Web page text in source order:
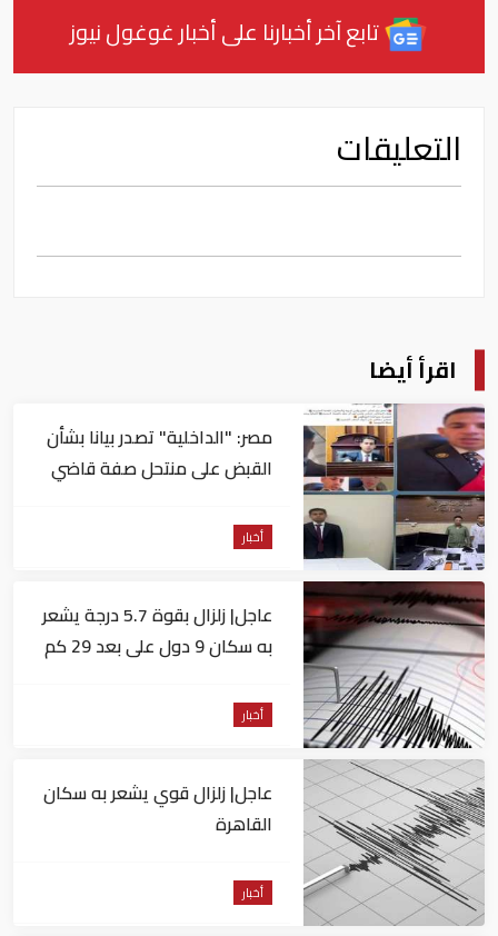
تابع آخر أخبارنا على أخبار غوغول نيوز
التعليقات
اقرأ أيضا
مصر: "الداخلية" تصدر بيانا بشأن
القبض على منتحل صفة قاضي
أخبار
عاجل| زلزال بقوة 5.7 درجة يشعر
به سكان 9 دول على بعد 29 كم
أخبار
عاجل| زلزال قوي يشعر به سكان
القاهرة
أخبار